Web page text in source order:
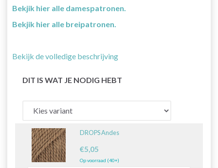
Bekjik hier alle damespatronen.
Bekjik hier alle breipatronen.
Bekijk de volledige beschrijving
DIT IS WAT JE NODIG HEBT
DROPS Andes
€5,05
Op voorraad (40+)